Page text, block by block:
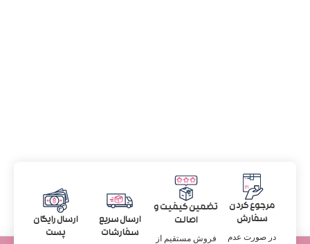
مرجوع کردن
سفارش
در صورت عدم
تضمین کیفیت و
اصالت
فروش مستقیم از
ارسال سریع
سفارشات
ارسال رایگان
پست